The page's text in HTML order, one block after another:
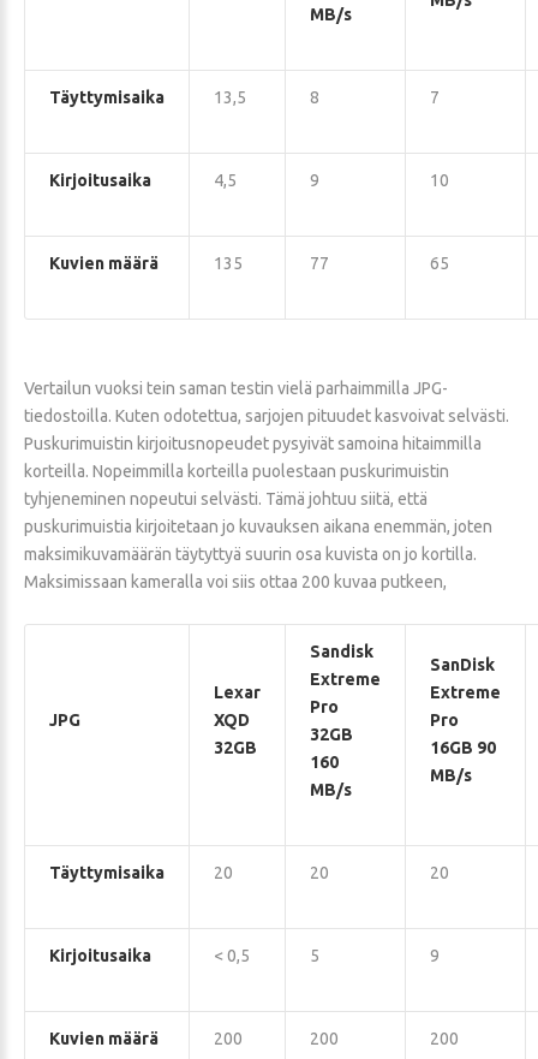
MB/s
Täyttymisaika 13,5 8 7
Kirjoitusaika 4,5 9 10
Kuvien määrä 135 77 65
Vertailun vuoksi tein saman testin vielä parhaimmilla JPG-
tiedostoilla. Kuten odotettua, sarjojen pituudet kasvoivat selvästi.
Puskurimuistin kirjoitusnopeudet pysyivät samoina hitaimmilla
korteilla. Nopeimmilla korteilla puolestaan puskurimuistin
tyhjeneminen nopeutui selvästi. Tämä johtuu siitä, että
puskurimuistia kirjoitetaan jo kuvauksen aikana enemmän, joten
maksimikuvamäärän täytyttyä suurin osa kuvista on jo kortilla.
Maksimissaan kameralla voi siis ottaa 200 kuvaa putkeen,
JPG
Lexar
XQD
32GB
Sandisk
Extreme
Pro
32GB
160
MB/s
SanDisk
Extreme
Pro
16GB 90
MB/s
Täyttymisaika 20 20 20
Kirjoitusaika < 0,5 5 9
Kuvien määrä 200 200 200